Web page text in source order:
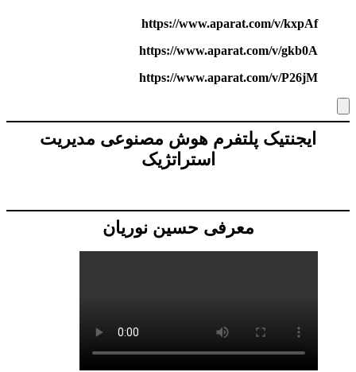
https://www.aparat.com/v/kxpAf
https://www.aparat.com/v/gkb0A
https://www.aparat.com/v/P26jM
ایجنتیک پلتفرم هوش مصنوعی مدیریت
استراتژیک
معرفی حسین نوریان